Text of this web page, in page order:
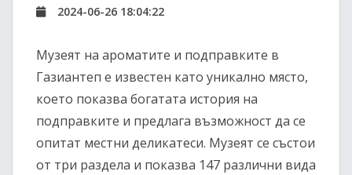
2024-06-26 18:04:22
Музеят на ароматите и подправките в
Газиантеп е известен като уникално място,
което показва богатата история на
подправките и предлага възможност да се
опитат местни деликатеси. Музеят се състои
от три раздела и показва 147 различни вида